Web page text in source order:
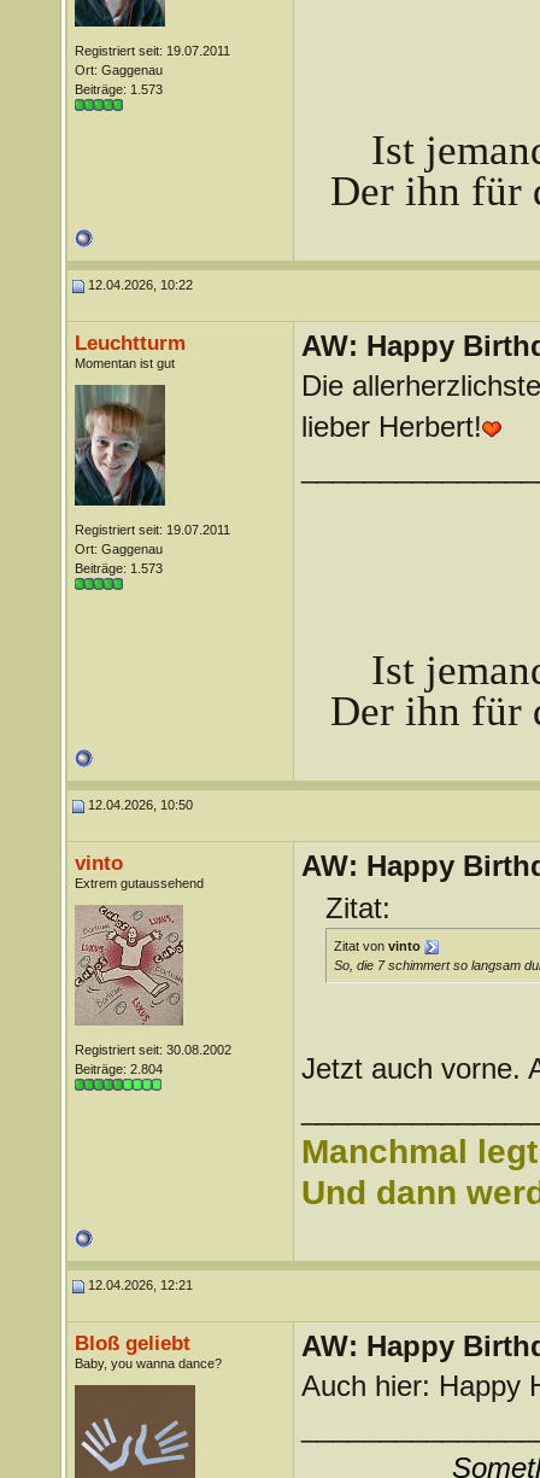
Registriert seit: 19.07.2011
Ort: Gaggenau
Beiträge: 1.573
Ist
Der ihn für
12.04.2026, 10:22
Leuchtturm
Momentan ist gut
Registriert seit: 19.07.2011
Ort: Gaggenau
Beiträge: 1.573
AW: Happy
Die
lieber Herbert!
Ist
Der ihn für
12.04.2026, 10:50
vinto
Extrem gutaussehend
Registriert seit: 30.08.2002
Beiträge: 2.804
AW: Happy
Zitat:
Zitat von vinto
So, die 7 schimmert so langsam
Jetzt auch vorne.
Manchmal
Und dann
12.04.2026, 12:21
Bloß geliebt
Baby, you wanna dance?
AW: Happy
Auch hier: Happy